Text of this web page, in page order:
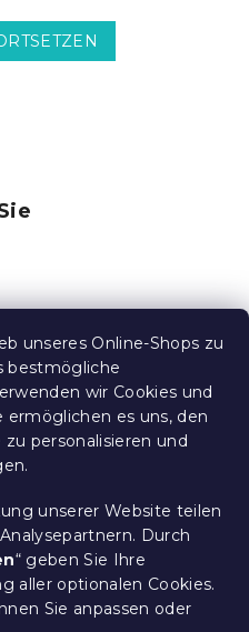
unseres Online-Shops zu
bestmögliche
wir Cookies und
ermöglichen es uns, den
personalisieren und
unserer Website teilen
Durch
“ geben Sie Ihre
aller optionalen Cookies.
Sie anpassen oder